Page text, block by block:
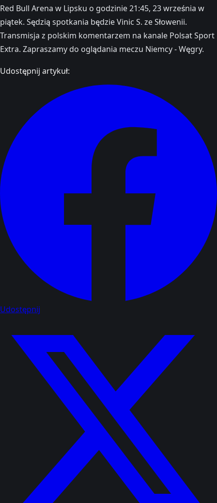
Red Bull Arena w Lipsku o godzinie 21:45, 23 września w
piątek. Sędzią spotkania będzie Vinic S. ze Słowenii.
Transmisja z polskim komentarzem na kanale Polsat Sport
Extra. Zapraszamy do oglądania meczu Niemcy - Węgry.
Udostępnij artykuł:
Udostępnij